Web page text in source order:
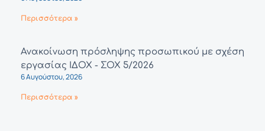
Περισσότερα »
Ανακοίνωση πρόσληψης προσωπικού με σχέση
εργασίας ΙΔΟΧ - ΣΟΧ 5/2026
6 Αυγούστου, 2026
Περισσότερα »